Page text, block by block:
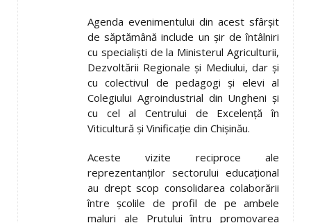
Agenda evenimentului din acest sfârşit
de săptămână include un şir de întâlniri
cu specialişti de la Ministerul Agriculturii,
Dezvoltării Regionale şi Mediului, dar şi
cu colectivul de pedagogi şi elevi al
Colegiului Agroindustrial din Ungheni şi
cu cel al Centrului de Excelenţă în
Viticultură şi Vinificaţie din Chişinău.
Aceste vizite reciproce ale
reprezentanţilor sectorului educaţional
au drept scop consolidarea colaborării
între şcolile de profil de pe ambele
maluri ale Prutului întru promovarea